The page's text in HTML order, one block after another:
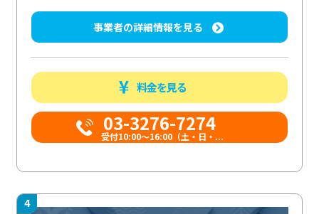
事業者の詳細情報を見る
料金を見る
03-3276-7274
受付10:00〜16:00（土・日・...
4